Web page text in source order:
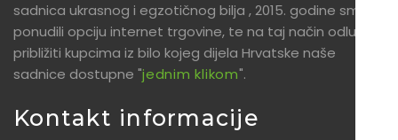
sadnica ukrasnog i egzotičnog bilja , 2015. godine smo
ponudili opciju internet trgovine, te na taj način odlučili
približiti kupcima iz bilo kojeg dijela Hrvatske naše
sadnice dostupne "jednim klikom".
Kontakt informacije